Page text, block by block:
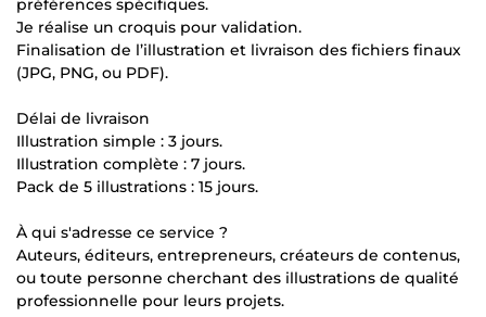
préférences spécifiques.
Je réalise un croquis pour validation.
Finalisation de l’illustration et livraison des fichiers finaux
(JPG, PNG, ou PDF).
Délai de livraison
Illustration simple : 3 jours.
Illustration complète : 7 jours.
Pack de 5 illustrations : 15 jours.
À qui s'adresse ce service ?
Auteurs, éditeurs, entrepreneurs, créateurs de contenus,
ou toute personne cherchant des illustrations de qualité
professionnelle pour leurs projets.